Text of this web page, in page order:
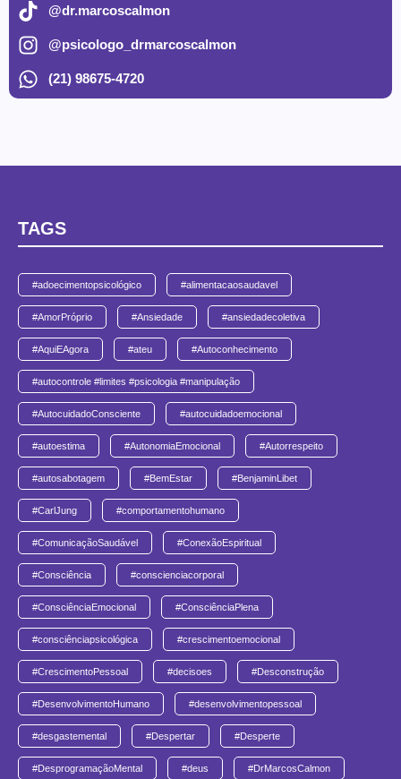
@dr.marcoscalmon
@psicologo_drmarcoscalmon
(21) 98675-4720
TAGS
#adoecimentopsicológico #alimentacaosaudavel
#AmorPróprio #Ansiedade #ansiedadecoletiva
#AquiEAgora #ateu #Autoconhecimento
#autocontrole #limites #psicologia #manipulação
#AutocuidadoConsciente #autocuidadoemocional
#autoestima #AutonomiaEmocional #Autorrespeito
#autosabotagem #BemEstar #BenjaminLibet
#CarlJung #comportamentohumano
#ComunicaçãoSaudável #ConexãoEspiritual
#Consciência #conscienciacorporal
#ConsciênciaEmocional #ConsciênciaPlena
#consciênciapsicológica #crescimentoemocional
#CrescimentoPessoal #decisoes #Desconstrução
#DesenvolvimentoHumano #desenvolvimentopessoal
#desgastemental #Despertar #Desperte
#DesprogramaçãoMental #deus #DrMarcosCalmon